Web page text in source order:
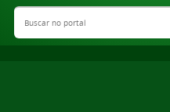
Buscar no portal